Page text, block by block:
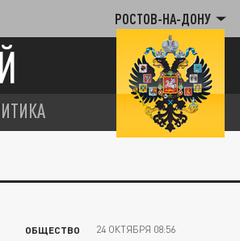
РОСТОВ-НА-ДОНУ
ОБЩЕСТВО 24 ОКТЯБРЯ 08:56